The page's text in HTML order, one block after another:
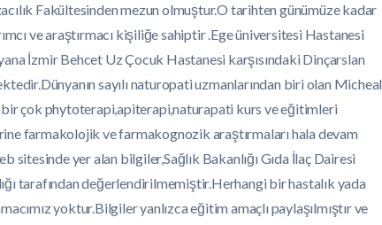
Fakültesinden mezun olmuştur.O tarihten günümüze kadar
ve araştırmacı kişiliğe sahiptir .Ege üniversitesi Hastanesi
İzmir Behcet Uz Çocuk Hastanesi karşısındaki Dinçarslan
sayılı naturopati uzmanlarından biri olan Micheal
bir çok phytoterapi,apiterapi,naturapati kurs ve eğitimleri
farmakolojik ve farmakognozik araştırmaları hala devam
sitesinde yer alan bilgiler,Sağlık Bakanlığı Gıda İlaç Dairesi
tarafından değerlendirilmemiştir.Herhangi bir hastalık yada
yoktur.Bilgiler yanlızca eğitim amaçlı paylaşılmıştır ve